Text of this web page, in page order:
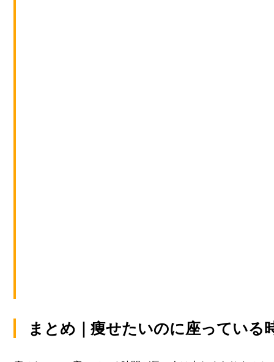
まとめ｜痩せたいのに座っている